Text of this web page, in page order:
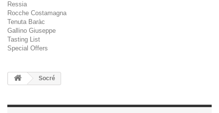
Ressia
Rocche Costamagna
Tenuta Baràc
Gallino Giuseppe
Tasting List
Special Offers
Socré